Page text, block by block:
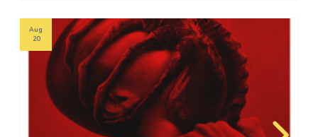
Aug
20